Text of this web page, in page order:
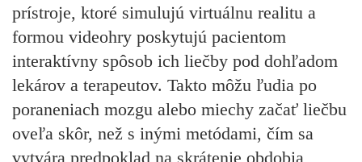
prístroje, ktoré simulujú virtuálnu realitu a
formou videohry poskytujú pacientom
interaktívny spôsob ich liečby pod dohľadom
lekárov a terapeutov. Takto môžu ľudia po
poraneniach mozgu alebo miechy začať liečbu
oveľa skôr, než s inými metódami, čím sa
vytvára predpoklad na skrátenie obdobia